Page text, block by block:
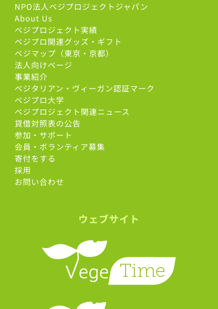
NPO法人ベジプロジェクトジャパン
About Us
ベジプロジェクト実績
ベジプロ関連グッズ・ギフト
ベジマップ（東京・京都）
法人向けページ
事業紹介
ベジタリアン・ヴィーガン認証マーク
べジプロ大学
ベジプロジェクト関連ニュース
貸借対照表の公告
参加・サポート
会員・ボランティア募集
寄付をする
採用
お問い合わせ
ウェブサイト